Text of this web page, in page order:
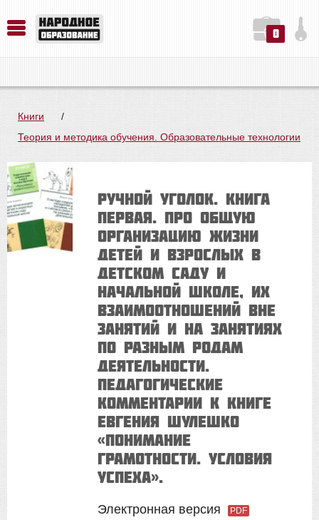
0
Книги
/
Теория и методика обучения. Образовательные технологии
Ручной уголок. Книга
первая. Про общую
организацию жизни
детей и взрослых в
детском саду и
начальной школе, их
взаимоотношений вне
занятий и на занятиях
по разным родам
деятельности.
Педагогические
комментарии к книге
Евгения Шулешко
«Понимание
грамотности. Условия
успеха».
Электронная версия PDF